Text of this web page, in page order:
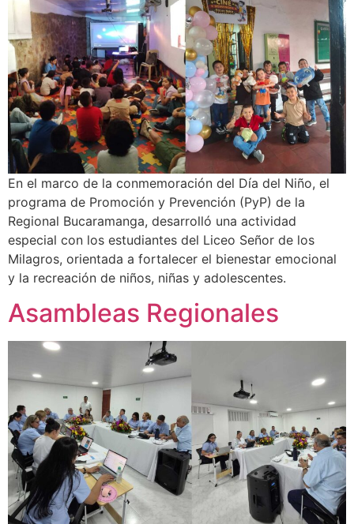
En el marco de la conmemoración del Día del Niño, el
programa de Promoción y Prevención (PyP) de la
Regional Bucaramanga, desarrolló una actividad
especial con los estudiantes del Liceo Señor de los
Milagros, orientada a fortalecer el bienestar emocional
y la recreación de niños, niñas y adolescentes.
Asambleas Regionales